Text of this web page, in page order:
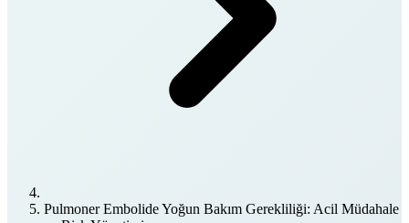
Pulmoner Embolide Yoğun Bakım Gerekliliği: Acil Müdahale